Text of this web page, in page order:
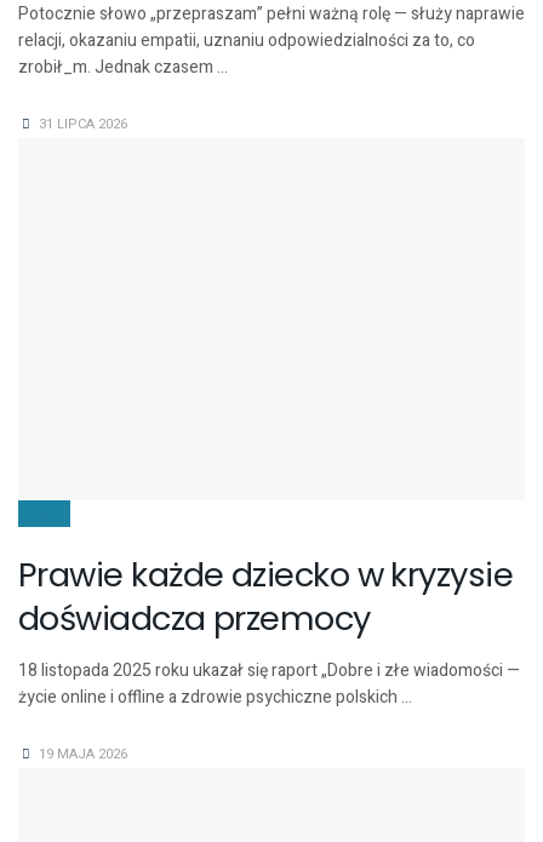
Potocznie słowo „przepraszam” pełni ważną rolę — służy naprawie
relacji, okazaniu empatii, uznaniu odpowiedzialności za to, co
zrobił_m. Jednak czasem ...
31 LIPCA 2026
Prawie każde dziecko w kryzysie
doświadcza przemocy
18 listopada 2025 roku ukazał się raport „Dobre i złe wiadomości —
życie online i offline a zdrowie psychiczne polskich ...
19 MAJA 2026